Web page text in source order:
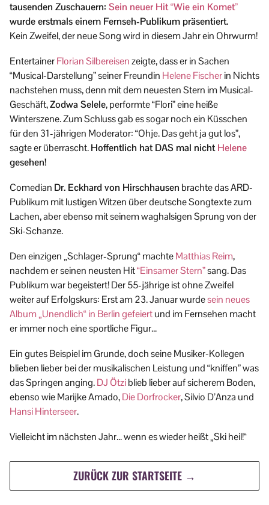
tausenden Zuschauern: Sein neuer Hit “Wie ein Komet”
wurde erstmals einem Fernseh-Publikum präsentiert.
Kein Zweifel, der neue Song wird in diesem Jahr ein Ohrwurm!
EntertainerFlorian Silbereisenzeigte, dass er in Sachen
“Musical-Darstellung” seiner Freundin Helene Fischerin Nichts
nachstehen muss, denn mit dem neuesten Stern im Musical-
Geschäft,Zodwa Selele, performte “Flori” eine heiße
Winterszene. Zum Schluss gab es sogar noch ein Küsschen
für den 31-jährigen Moderator: “Ohje. Das geht ja gut los”,
sagte er überrascht.Hoffentlich hat DAS mal nichtHelene
gesehen!
Comedian Dr. Eckhard von Hirschhausen brachte das ARD-
Publikum mit lustigen Witzen über deutsche Songtexte zum
Lachen, aber ebenso mit seinem waghalsigen Sprung von der
Ski-Schanze.
Den einzigen „Schlager-Sprung“ machteMatthias Reim,
nachdem er seinen neusten Hit“Einsamer Stern”sang. Das
Publikum war begeistert! Der 55-jährige ist ohne Zweifel
weiter auf Erfolgskurs: Erst am 23. Januar wurdesein neues
Album „Unendlich“ in Berlin gefeiertund im Fernsehen macht
er immer noch eine sportliche Figur…
Ein gutes Beispiel im Grunde, doch seine Musiker-Kollegen
blieben lieber bei der musikalischen Leistung und “kniffen” was
das Springen anging.DJ Ötziblieb lieber auf sicherem Boden,
ebenso wie Marijke Amado,Die Dorfrocker, Silvio D’Anza und
Hansi Hinterseer.
Vielleicht im nächsten Jahr… wenn es wieder heißt „Ski heil!“
ZURÜCK ZUR STARTSEITE →